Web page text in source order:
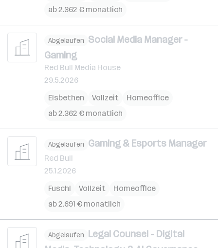
ab 2.362 € monatlich
Abgelaufen Social Media Manager -
Gaming
Red Bull Media House
29.5.2026
Elsbethen
Vollzeit
Homeoffice
ab 2.362 € monatlich
Abgelaufen Gaming & Esports Manager
Red Bull
25.1.2026
Fuschl
Vollzeit
Homeoffice
ab 2.691 € monatlich
Abgelaufen Legal Counsel - Digital